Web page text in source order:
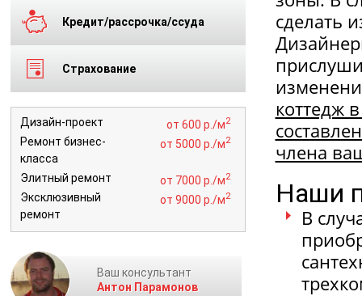
сделать
коттедж
члена
Наши
В
Кредит/рассрочка/ссуда
Страхование
Дизайн-проект от 600 р./м2
Ремонт бизнес-
класса
от 5000 р./м2
Элитный ремонт от 7000 р./м2
Эксклюзивный
ремонт
от 9000 р./м2
Ваш консультант
Антон Парамонов